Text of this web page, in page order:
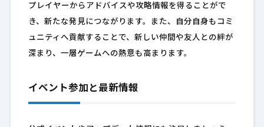
プレイヤーからアドバイスや攻略情報を得ることがで
き、新たな発見につながります。また、自分自身もコミ
ュニティへ貢献することで、新しい仲間や友人との絆が
深まり、一層ゲームへの熱意も高まります。
イベント参加と最新情報